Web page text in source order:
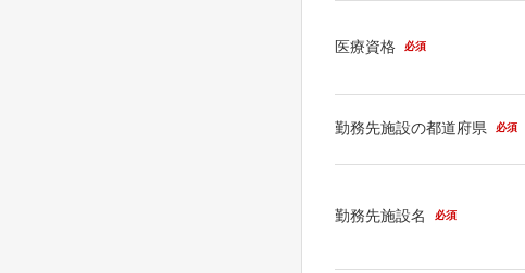
医療資格 必須
勤務先施設の都道府県 必須
勤務先施設名 必須